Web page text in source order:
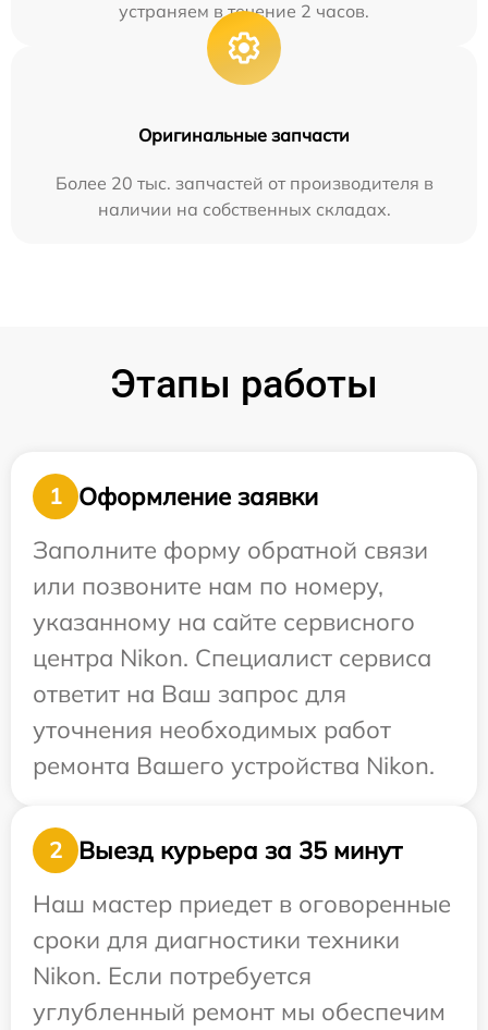
устраняем в течение 2 часов.
Оригинальные запчасти
Более 20 тыс. запчастей от производителя в
наличии на собственных складах.
Этапы работы
1
Оформление заявки
Заполните форму обратной связи
или позвоните нам по номеру,
указанному на сайте сервисного
центра Nikon. Специалист сервиса
ответит на Ваш запрос для
уточнения необходимых работ
ремонта Вашего устройства Nikon.
2
Выезд курьера за 35 минут
Наш мастер приедет в оговоренные
сроки для диагностики техники
Nikon. Если потребуется
углубленный ремонт мы обеспечим